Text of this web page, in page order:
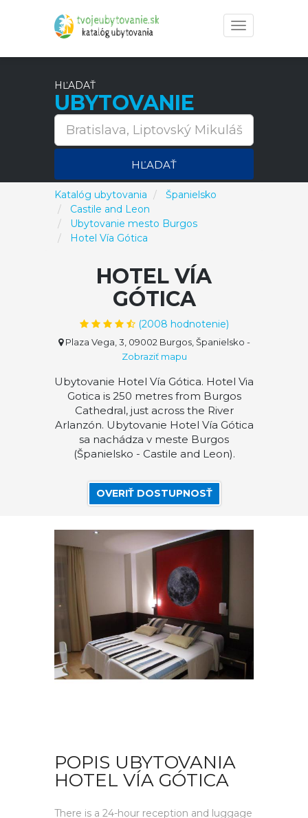
Toggle
navigation
HĽADAŤ
UBYTOVANIE
HĽADAŤ
Katalóg ubytovania
Španielsko
Castile and Leon
Ubytovanie mesto Burgos
Hotel Vía Gótica
HOTEL VÍA
GÓTICA
(2008 hodnotenie)
Plaza Vega, 3, 09002 Burgos, Španielsko -
Zobraziť mapu
Ubytovanie Hotel Vía Gótica. Hotel Via
Gotica is 250 metres from Burgos
Cathedral, just across the River
Arlanzón. Ubytovanie Hotel Vía Gótica
sa nachádza v meste Burgos
(Španielsko - Castile and Leon).
OVERIŤ DOSTUPNOSŤ
POPIS UBYTOVANIA
HOTEL VÍA GÓTICA
There is a 24-hour reception and luggage